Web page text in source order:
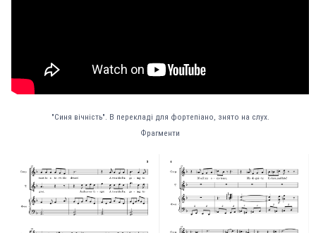
"Синя вічність". В перекладі для фортепіано, знято на слух.
Фрагменти